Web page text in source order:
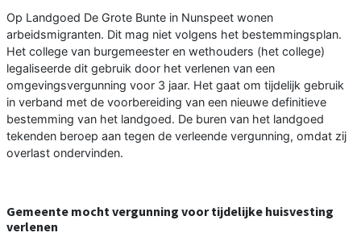
Op Landgoed De Grote Bunte in Nunspeet wonen
arbeidsmigranten. Dit mag niet volgens het bestemmingsplan.
Het college van burgemeester en wethouders (het college)
legaliseerde dit gebruik door het verlenen van een
omgevingsvergunning voor 3 jaar. Het gaat om tijdelijk gebruik
in verband met de voorbereiding van een nieuwe definitieve
bestemming van het landgoed. De buren van het landgoed
tekenden beroep aan tegen de verleende vergunning, omdat zij
overlast ondervinden.
Gemeente mocht vergunning voor tijdelijke huisvesting
verlenen